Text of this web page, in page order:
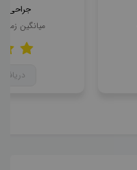
جراحی
میانگین